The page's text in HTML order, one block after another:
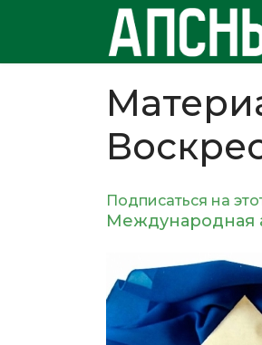
Подписаться на
Международная